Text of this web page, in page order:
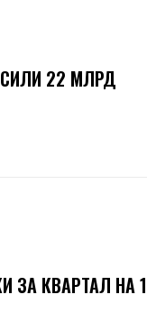
22 МЛРД
ЗА КВАРТАЛ НА